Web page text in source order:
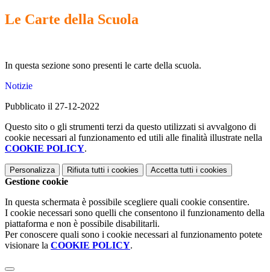
Le Carte della Scuola
In questa sezione sono presenti le carte della scuola.
Notizie
Pubblicato il 27-12-2022
Questo sito o gli strumenti terzi da questo utilizzati si avvalgono di
cookie necessari al funzionamento ed utili alle finalità illustrate nella
COOKIE POLICY.
Personalizza Rifiuta tutti i cookies Accetta tutti i cookies
Gestione cookie
In questa schermata è possibile scegliere quali cookie consentire.
I cookie necessari sono quelli che consentono il funzionamento della
piattaforma e non è possibile disabilitarli.
Per conoscere quali sono i cookie necessari al funzionamento potete
visionare la COOKIE POLICY.